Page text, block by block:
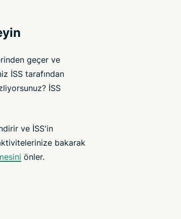
geçer ve
İSS tarafından
İSS
ve İSS'in
bakarak
önler.